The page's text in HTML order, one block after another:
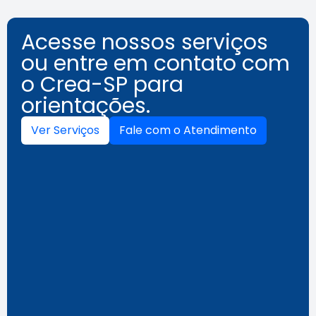
Acesse nossos serviços
ou entre em contato com
o Crea-SP para
orientações.
Ver Serviços Fale com o Atendimento